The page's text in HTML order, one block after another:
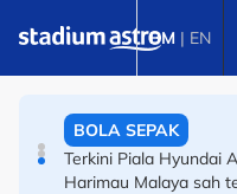
BM | EN
Bintang Piala Dunia
BOLA SEPAK
Terkini Piala Hyundai
Harimau Malaya sah